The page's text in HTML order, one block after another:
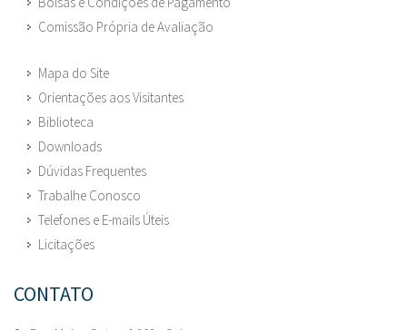
Comissão Própria de Avaliação
Mapa do Site
Orientações aos Visitantes
Biblioteca
Downloads
Dúvidas Frequentes
Trabalhe Conosco
Telefones e E-mails Úteis
Licitações
CONTATO